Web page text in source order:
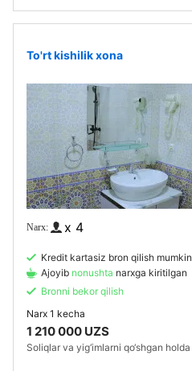
To'rt kishilik xona
x 4
Kredit kartasiz bron qilish mumkin
Ajoyib nonushta narxga kiritilgan
Bronni bekor qilish
Narx 1 kecha
1 210 000 UZS
Soliqlar va yig‘imlarni qo‘shgan holda